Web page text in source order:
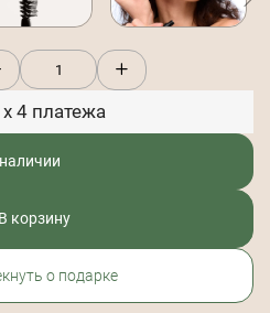
x 4 платежа
В корзину
о подарке